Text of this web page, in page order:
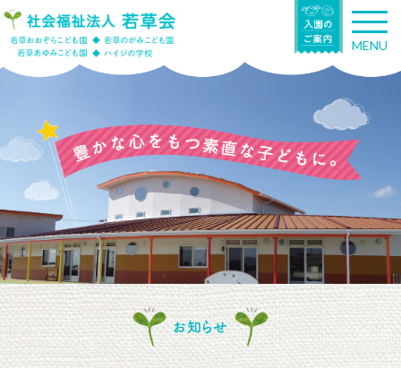
T
o
g
n
g
a
t
n
MENU
お知らせ